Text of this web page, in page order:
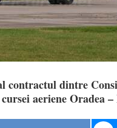
contractul dintre
aeriene Oradea